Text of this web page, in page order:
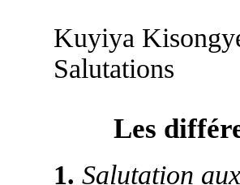
Kuyiya
Salutations
Les
1. Salutation